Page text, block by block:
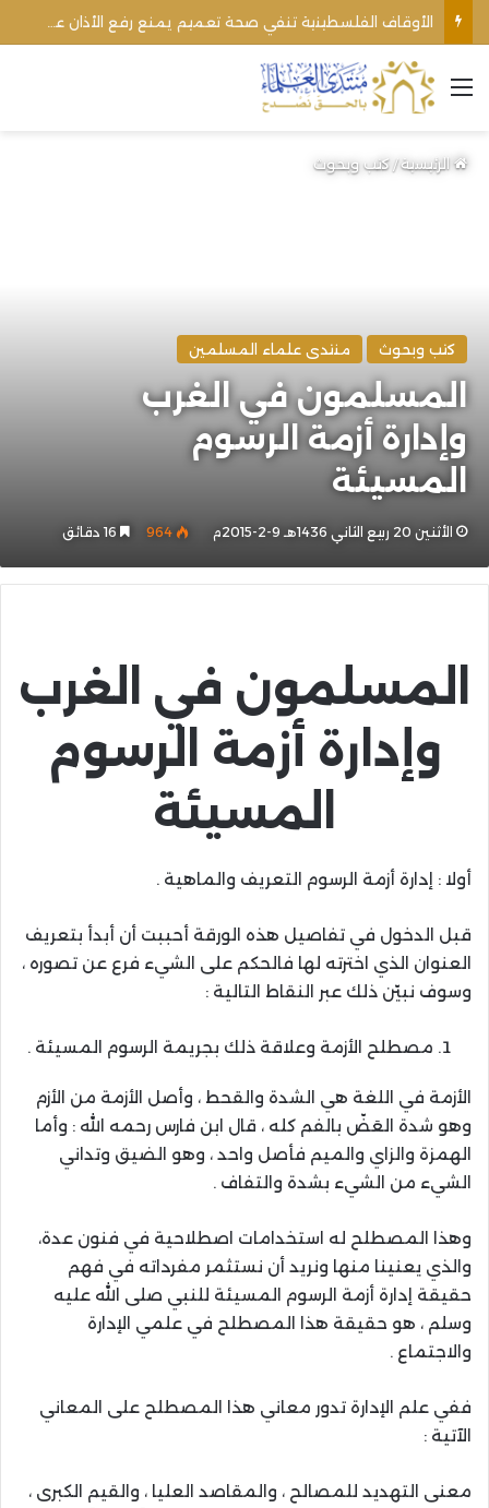
القائمة
الرئيسية/كتب وبحوث
كتب وبحوث منتدى علماء المسلمين
المسلمون في الغرب
وإدارة أزمة الرسوم
المسيئة
الأثنين 20 ربيع الثاني 1436هـ 9-2-2015م 964
المسلمون في الغرب
وإدارة أزمة الرسوم
المسيئة
أولا : إدارة أزمة الرسوم التعريف والماهية .
قبل الدخول في تفاصيل هذه الورقة أحببت أن أبدأ بتعريف
العنوان الذي اخترته لها فالحكم على الشيء فرع عن تصوره ،
وسوف نبيّن ذلك عبر النقاط التالية :
مصطلح الأزمة وعلاقة ذلك بجريمة الرسوم المسيئة .
الأزمة في اللغة هي الشدة والقحط ، وأصل الأزمة من الأزم
وهو شدة العَضّ بالفم كله ، قال ابن فارس رحمه الله : وأما
الهمزة والزاي والميم فأصل واحد ، وهو الضيق وتداني
الشيء من الشيء بشدة والتفاف .
وهذا المصطلح له استخدامات اصطلاحية في فنون عدة،
والذي يعنينا منها ونريد أن نستثمر مفرداته في فهم
حقيقة إدارة أزمة الرسوم المسيئة للنبي صلى الله عليه
وسلم ، هو حقيقة هذا المصطلح في علمي الإدارة
والاجتماع .
ففي علم الإدارة تدور معاني هذا المصطلح على المعاني
الآتية :
معنى التهديد للمصالح ، والمقاصد العليا ، والقيم الكبرى ،